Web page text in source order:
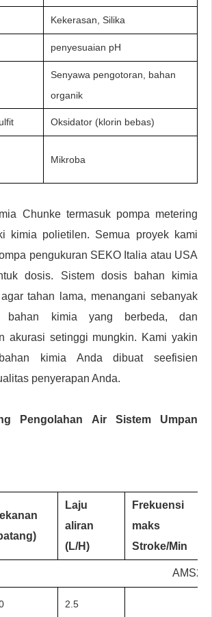
Kekerasan, Silika
penyesuaian pH
Senyawa pengotoran, bahan
organik
Oksidator (klorin bebas)
Mikroba
Chunke termasuk pompa metering
kimia polietilen. Semua proyek kami
pengukuran SEKO Italia atau USA
dosis. Sistem dosis bahan kimia
tahan lama, menangani sebanyak
bahan kimia yang berbeda, dan
akurasi setinggi mungkin. Kami yakin
kimia Anda dibuat seefisien
penyerapan Anda.
Pengolahan Air Sistem Umpan
Laju
aliran
(L/H)
Frekuensi
maks
Stroke/Min
2.5